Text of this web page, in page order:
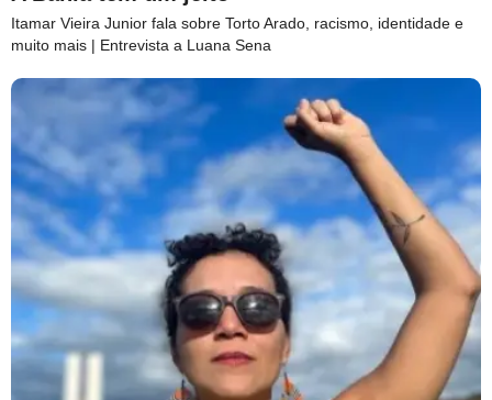
Itamar Vieira Junior fala sobre Torto Arado, racismo, identidade e
muito mais | Entrevista a Luana Sena